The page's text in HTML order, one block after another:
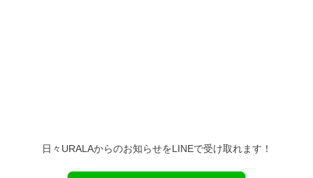
日々URALAからのお知らせをLINEで受け取れます！